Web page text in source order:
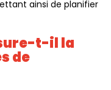
ainsi de planifier
t-il la
de